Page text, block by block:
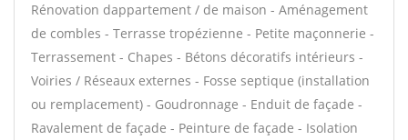
Rénovation dappartement / de maison - Aménagement
de combles - Terrasse tropézienne - Petite maçonnerie -
Terrassement - Chapes - Bétons décoratifs intérieurs -
Voiries / Réseaux externes - Fosse septique (installation
ou remplacement) - Goudronnage - Enduit de façade -
Ravalement de façade - Peinture de façade - Isolation